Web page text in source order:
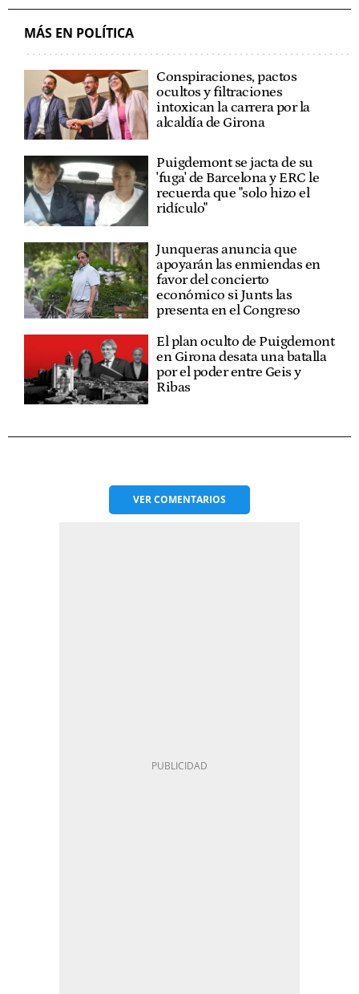
MÁS EN POLÍTICA
Conspiraciones, pactos
ocultos y filtraciones
intoxican la carrera por la
alcaldía de Girona
Puigdemont se jacta de su
'fuga' de Barcelona y ERC le
recuerda que "solo hizo el
ridículo"
Junqueras anuncia que
apoyarán las enmiendas en
favor del concierto
económico si Junts las
presenta en el Congreso
El plan oculto de Puigdemont
en Girona desata una batalla
por el poder entre Geis y
Ribas
VERCOMENTARIOS